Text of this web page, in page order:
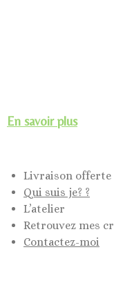
En savoir plus
Livraison offerte
Qui suis je? ?
L’atelier
Retrouvez mes
Contactez-moi